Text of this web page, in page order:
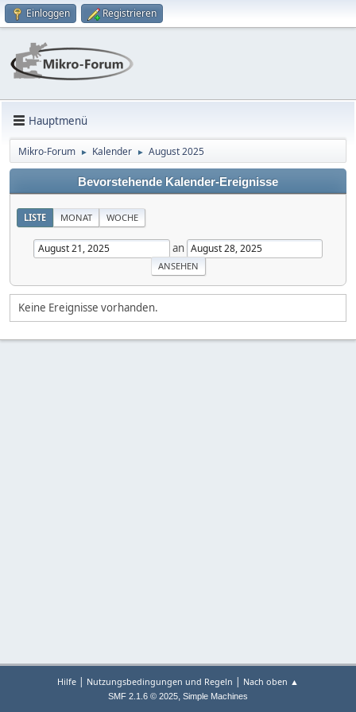
Einloggen Registrieren
Hauptmenü
Mikro-Forum ► Kalender ► August 2025
Bevorstehende Kalender-Ereignisse
LISTE MONAT WOCHE
an
Keine Ereignisse vorhanden.
Hilfe | Nutzungsbedingungen und Regeln | Nach oben ▲
SMF 2.1.6 © 2025, Simple Machines